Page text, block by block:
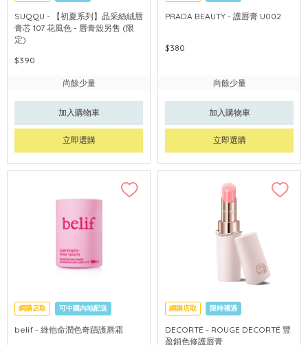
SUQQU - 【初夏系列】晶采絲絨唇
膏芯 107 花風色 - 唇膏殼另售 (限
定)
$390
尚餘少量
加入購物車
立即選購
PRADA BEAUTY - 護唇膏 U002
$380
尚餘少量
加入購物車
立即選購
網購店取 可中國內地配送
belif - 維他命潤色奇蹟護唇霜
網購店取 限時禮遇
可中國內地配送
DECORTÉ - ROUGE DECORTÉ 豐
盈鎖色修護唇膏